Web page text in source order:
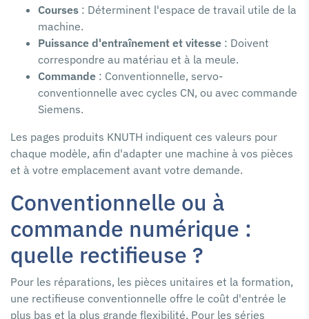
Courses : Déterminent l'espace de travail utile de la
machine.
Puissance d'entraînement et vitesse : Doivent
correspondre au matériau et à la meule.
Commande : Conventionnelle, servo-
conventionnelle avec cycles CN, ou avec commande
Siemens.
Les pages produits KNUTH indiquent ces valeurs pour
chaque modèle, afin d'adapter une machine à vos pièces
et à votre emplacement avant votre demande.
Conventionnelle ou à
commande numérique :
quelle rectifieuse ?
Pour les réparations, les pièces unitaires et la formation,
une rectifieuse conventionnelle offre le coût d'entrée le
plus bas et la plus grande flexibilité. Pour les séries